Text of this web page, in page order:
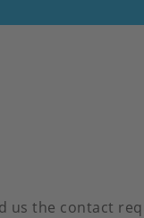
us the contact